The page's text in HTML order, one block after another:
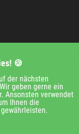
🍪
der nächsten
geben gerne ein
Ansonsten verwendet
Ihnen die